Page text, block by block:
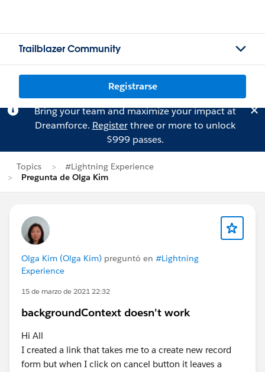
Trailblazer Community
Registrarse
Bring your team and maximize your impact at
Dreamforce. Registerthree or more to unlock
$999 passes.
Topics
#Lightning Experience
Pregunta de Olga Kim
Olga Kim (Olga Kim) preguntó en #Lightning
Experience
15 de marzo de 2021 22:32
backgroundContext doesn't work
Hi All
I created a link that takes me to a create new record
form but when I click on cancel button it leaves a